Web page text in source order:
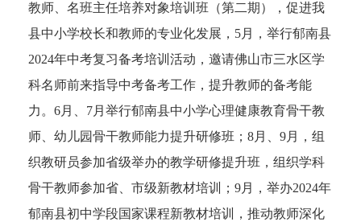
教师、名班主任培养对象培训班（第二期），促进我
县中小学校长和教师的专业化发展，5月，举行郁南县
2024年中考复习备考培训活动，邀请佛山市三水区学
科名师前来指导中考备考工作，提升教师的备考能
力。6月、7月举行郁南县中小学心理健康教育骨干教
师、幼儿园骨干教师能力提升研修班；8月、9月，组
织教研员参加省级举办的教学研修提升班，组织学科
骨干教师参加省、市级新教材培训；9月，举办2024年
郁南县初中学段国家课程新教材培训，推动教师深化